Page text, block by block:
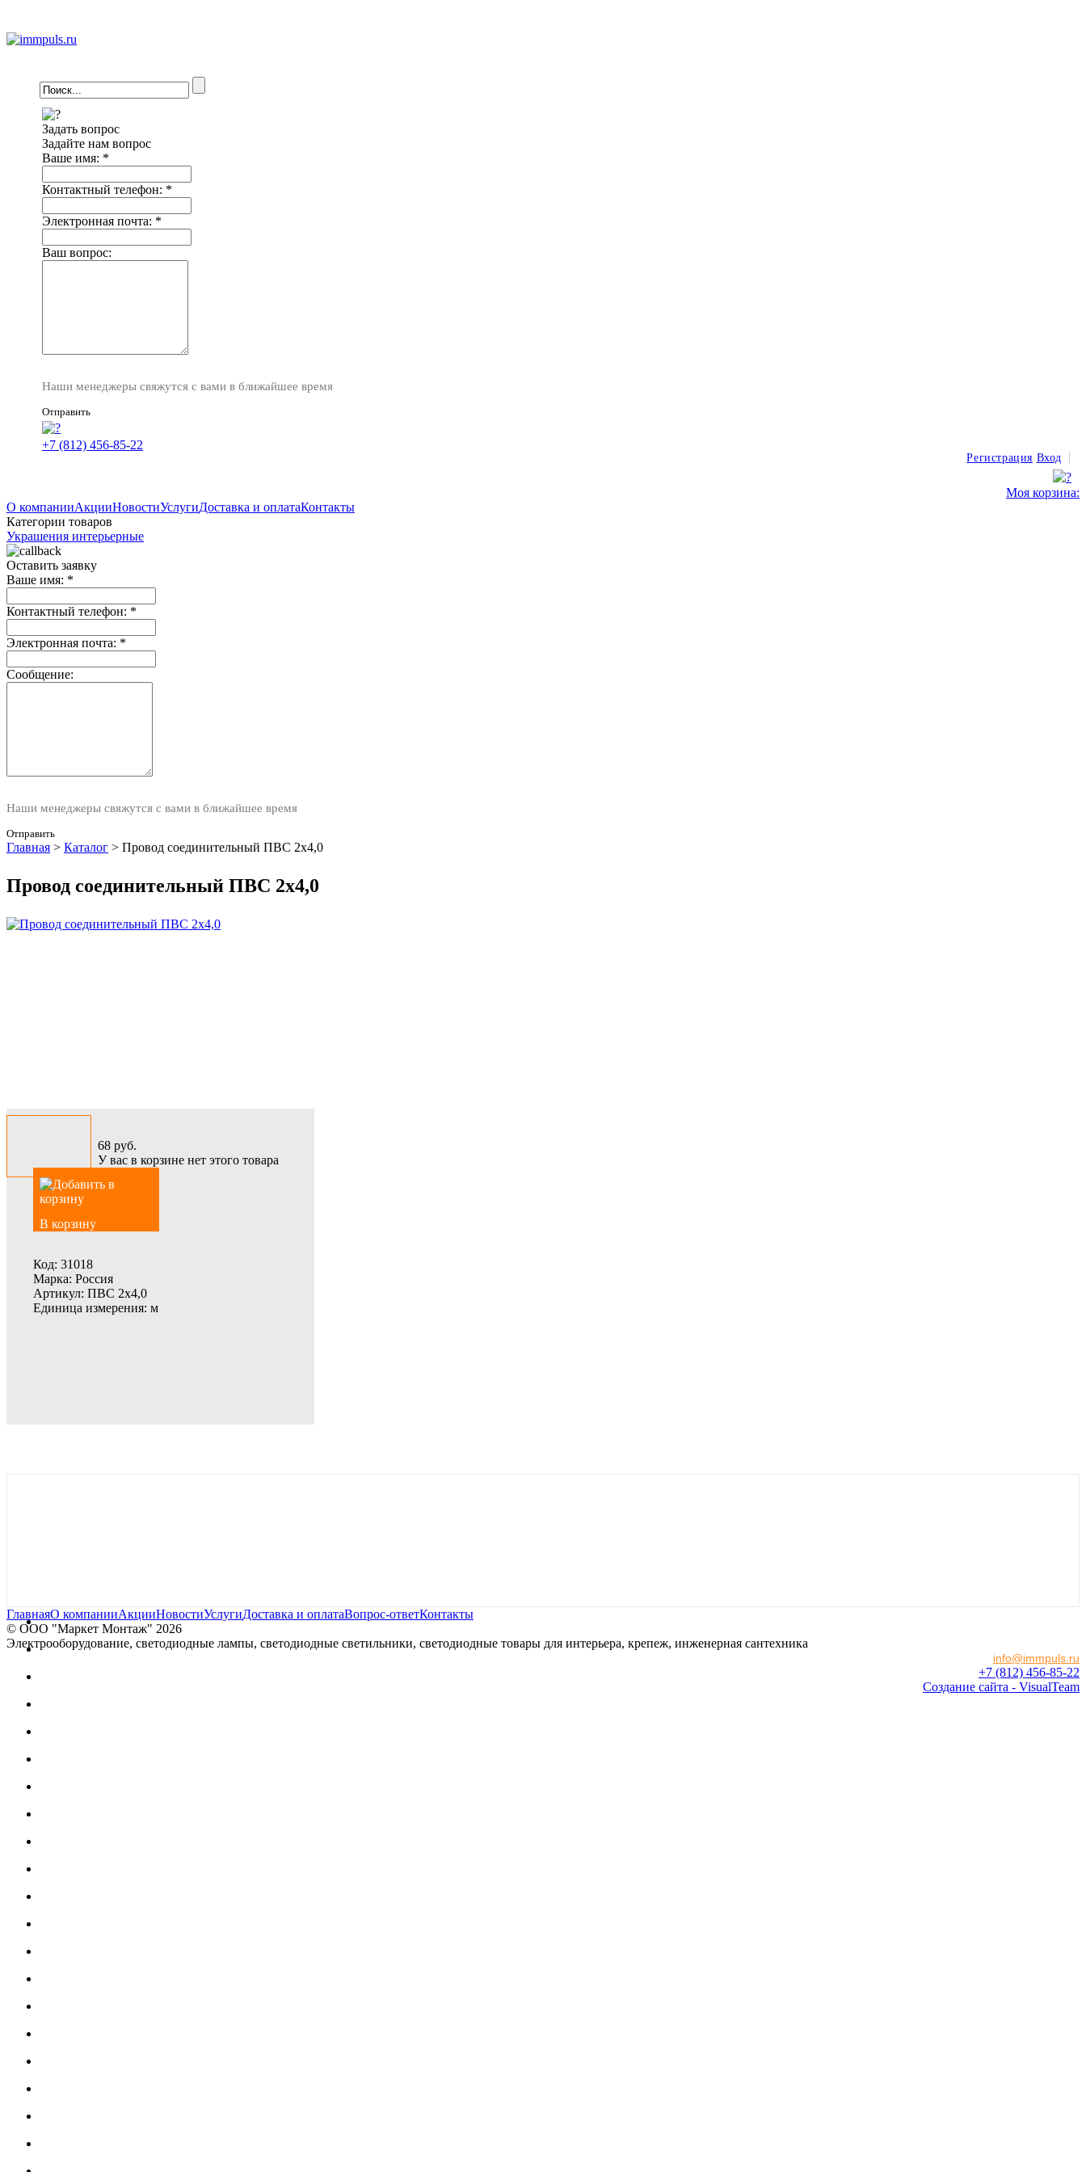
Задать вопрос
Задайте нам вопрос
Ваше имя: *
Контактный телефон: *
Электронная почта: *
Ваш вопрос:
Наши менеджеры свяжутся с вами в ближайшее время
Отправить
+7 (812) 456-85-22
Регистрация Вход
Моя корзина:
О компанииАкцииНовостиУслугиДоставка и оплатаКонтакты
Категории товаров
Украшения интерьерные
Оставить заявку
Ваше имя: *
Контактный телефон: *
Электронная почта: *
Сообщение:
Наши менеджеры свяжутся с вами в ближайшее время
Отправить
Главная > Каталог > Провод соединительный ПВС 2х4,0
Провод соединительный ПВС 2х4,0
68 руб.
У вас в корзине нет этого товара
В корзину
Код: 31018
Марка: Россия
Артикул: ПВС 2х4,0
Единица измерения: м
ГлавнаяО компанииАкцииНовостиУслугиДоставка и оплатаВопрос-ответКонтакты
© OOO "Маркет Монтаж" 2026
Электрооборудование, светодиодные лампы, светодиодные светильники, светодиодные товары для интерьера, крепеж, инженерная сантехника
info@immpuls.ru
+7 (812) 456-85-22
Создание сайта - VisualTeam